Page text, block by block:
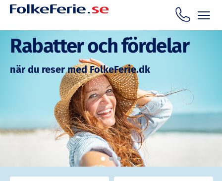
Rabatter och fördelar
när du reser med FolkeFerie.dk